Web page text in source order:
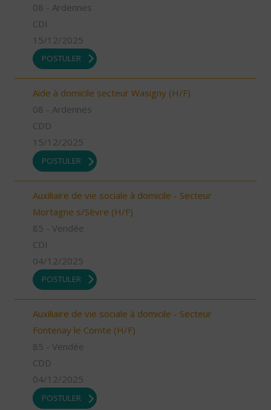
08 - Ardennes
CDI
15/12/2025
POSTULER
Aide à domicile secteur Wasigny (H/F)
08 - Ardennes
CDD
15/12/2025
POSTULER
Auxiliaire de vie sociale à domicile - Secteur
Mortagne s/Sèvre (H/F)
85 - Vendée
CDI
04/12/2025
POSTULER
Auxiliaire de vie sociale à domicile - Secteur
Fontenay le Comte (H/F)
85 - Vendée
CDD
04/12/2025
POSTULER